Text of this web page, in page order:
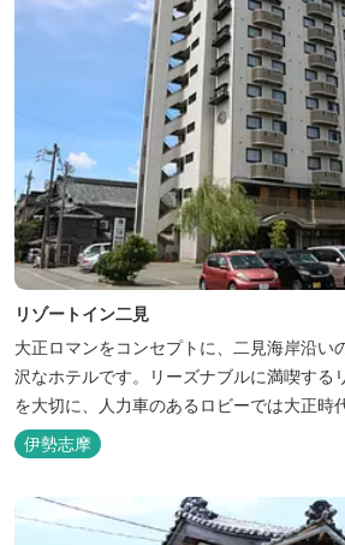
リゾートイン二見
大正ロマンをコンセプトに、二見海岸沿い
沢なホテルです。リーズナブルに満喫する
を大切に、人力車のあるロビーでは大正時
て、抜群の眺めが自慢の露天風呂｢七福の湯
つのお風呂のうち、五つをご宿泊者様無料
伊勢志摩